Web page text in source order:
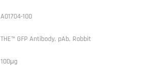
A01704-100
THE™ GFP Antibody, pAb, Rabbit
100μg